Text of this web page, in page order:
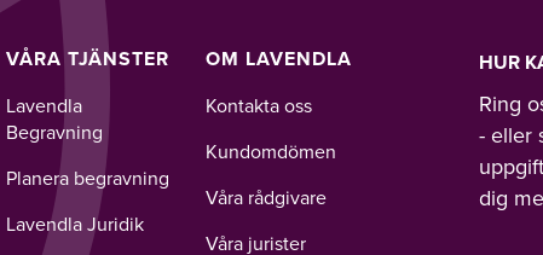
VÅRA TJÄNSTER
Lavendla
Begravning
Planera begravning
Lavendla Juridik
OM LAVENDLA
Kontakta oss
Kundomdömen
Våra rådgivare
Våra jurister
HUR
Ring
- eller
dig